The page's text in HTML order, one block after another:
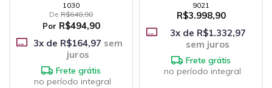
1030
De R$648,90
Por R$494,90
3x de R$164,97 sem
juros
Frete grátis
no período integral
9021
R$3.998,90
3x de R$1.332,97
sem juros
Frete grátis
no período integral